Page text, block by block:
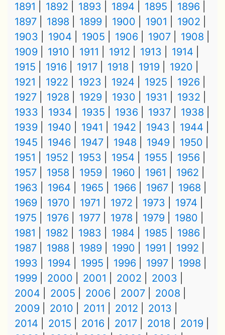
1891
1892 1893 1894 1895
1896
1897
1898 1899 1900 1901
1902
1903
1904 1905 1906 1907
1908
1909
1910 1911 1912 1913
1914
1915
1916 1917 1918 1919
1920
1921
1922 1923 1924 1925
1926
1927
1928 1929 1930 1931
1932
1933
1934 1935 1936 1937
1938
1939
1940 1941 1942 1943
1944
1945
1946 1947 1948 1949
1950
1951
1952 1953 1954 1955
1956
1957
1958 1959 1960 1961
1962
1963
1964 1965 1966 1967
1968
1969
1970 1971 1972 1973
1974
1975
1976 1977 1978 1979
1980
1981
1982 1983 1984 1985
1986
1987
1988 1989 1990 1991
1992
1993
1994 1995 1996 1997
1998
1999
2000 2001 2002
2003
2004
2005 2006 2007
2008
2009
2010 2011 2012
2013
2014
2015 2016 2017 2018
2019